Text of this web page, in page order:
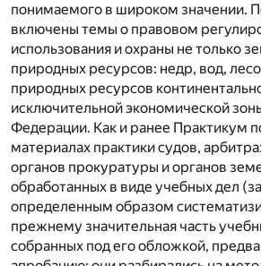
понимаемого в широком значении.
включены темы о правовом
использования и охраны не только
природных ресурсов: недр, вод,
природных ресурсов
исключительной экономической
Федерации. Как и ранее Практикум
материалах практики судов,
органов прокуратуры и органов
обработанных в виде учебных дел
определенным образом
прежнему значительная часть
собранных под его обложкой,